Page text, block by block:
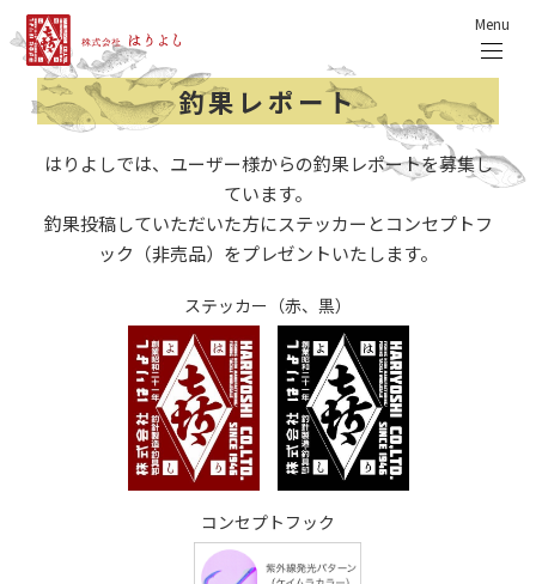
Menu
釣果レポート
はりよしでは、ユーザー様からの釣果レポートを募集し
ています。
釣果投稿していただいた方にステッカーとコンセプトフ
ック（非売品）をプレゼントいたします。
ステッカー（赤、黒）
コンセプトフック